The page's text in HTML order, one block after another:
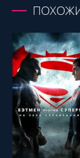
СМОТРЕТЬ